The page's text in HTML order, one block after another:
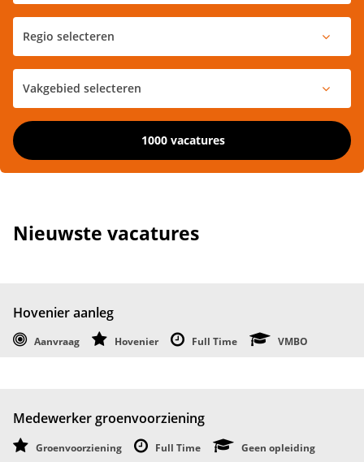
1000 vacatures
Nieuwste vacatures
Hovenier aanleg
Aanvraag Hovenier Full Time VMBO
Medewerker groenvoorziening
Groenvoorziening Full Time Geen opleiding